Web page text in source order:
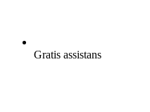
Gratis assistans